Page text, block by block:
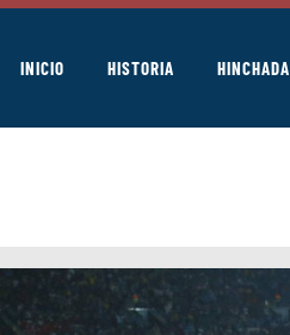
INICIO HISTORIA HINCHADA